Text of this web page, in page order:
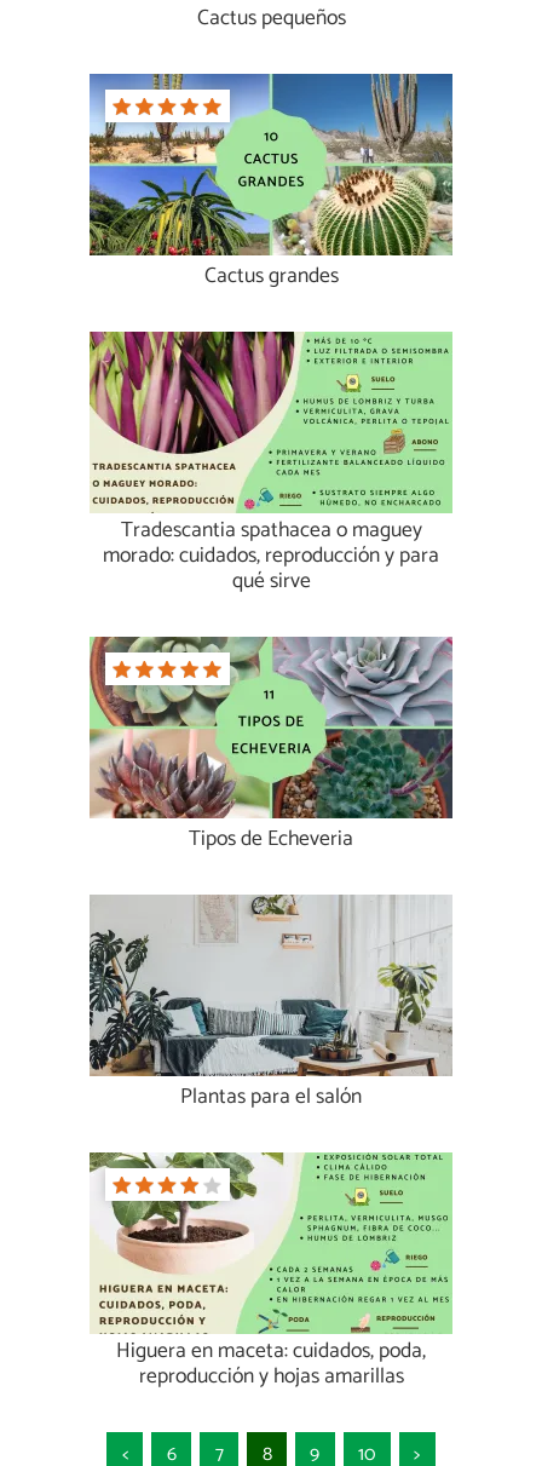
Cactus pequeños
Cactus grandes
Tradescantia spathacea o maguey
morado: cuidados, reproducción y para
qué sirve
Tipos de Echeveria
Plantas para el salón
Higuera en maceta: cuidados, poda,
reproducción y hojas amarillas
< 6 7 8 9 10 >